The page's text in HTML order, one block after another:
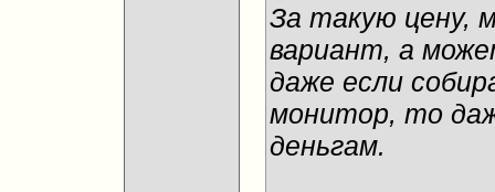
За такую цену,
вариант, а
даже если
монитор, то
деньгам.